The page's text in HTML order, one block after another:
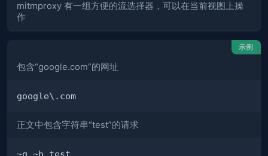
mitmproxy 有一组方便的流选择器，可以在当前视图上操
作
示例
包含“google.com”的网址
正文中包含字符串“test”的请求